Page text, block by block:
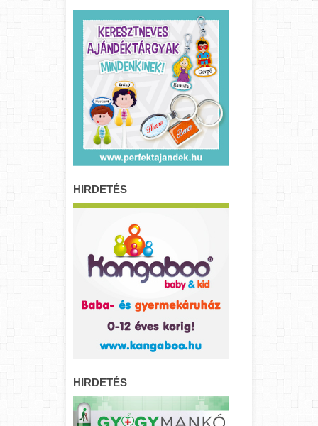
HIRDETÉS
HIRDETÉS